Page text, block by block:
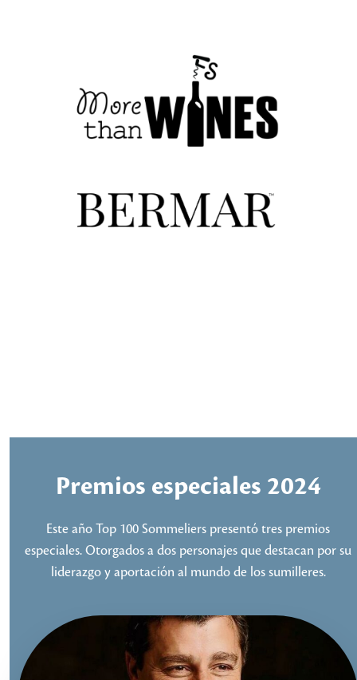
Premios especiales 2024
Este año Top 100 Sommeliers presentó tres premios
especiales. Otorgados a dos personajes que destacan por su
liderazgo y aportación al mundo de los sumilleres.